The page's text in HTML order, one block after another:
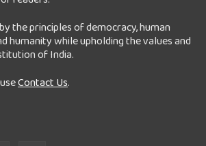
the principles of democracy, human
humanity while upholding the values and
of India.
Contact Us.